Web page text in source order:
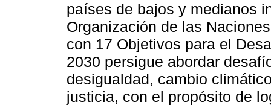
países de bajos y medianos
Organización de las
con 17 Objetivos para el
2030 persigue abordar
desigualdad, cambio
justicia, con el propósito de